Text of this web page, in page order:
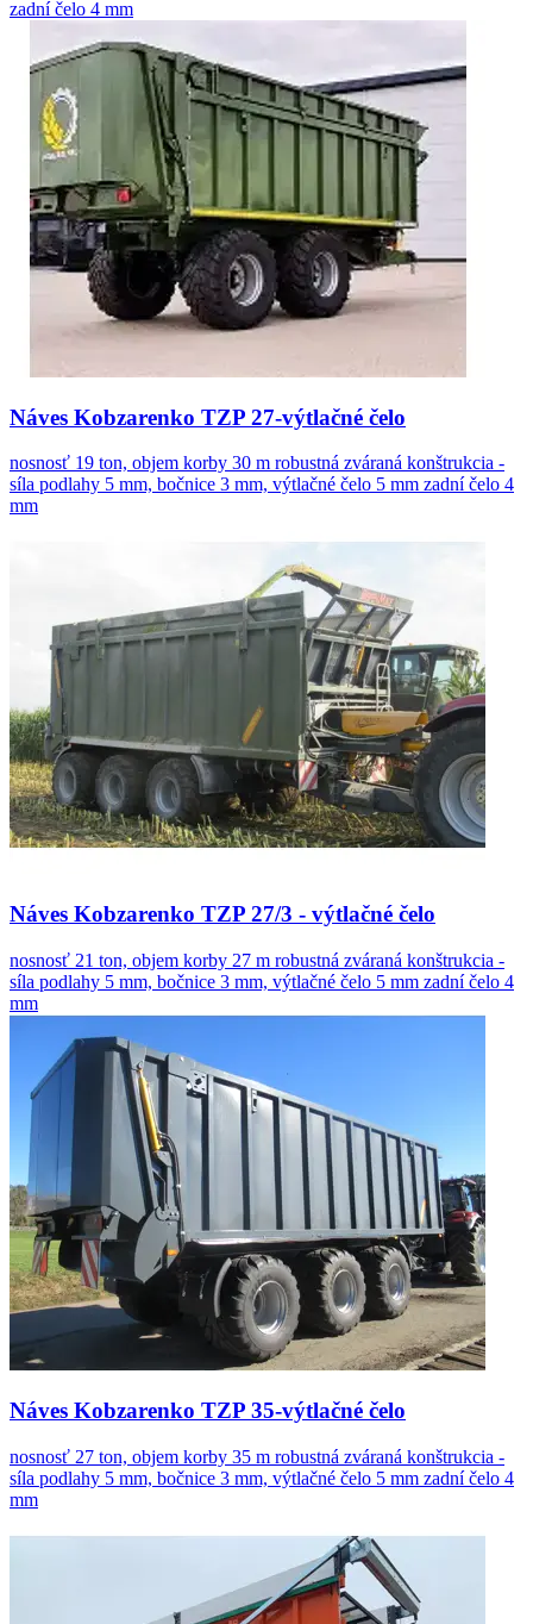
zadní čelo 4 mm
Náves Kobzarenko TZP 27-výtlačné čelo
nosnosť 19 ton, objem korby 30 m robustná zváraná konštrukcia -
síla podlahy 5 mm, bočnice 3 mm, výtlačné čelo 5 mm zadní čelo 4
mm
Náves Kobzarenko TZP 27/3 - výtlačné čelo
nosnosť 21 ton, objem korby 27 m robustná zváraná konštrukcia -
síla podlahy 5 mm, bočnice 3 mm, výtlačné čelo 5 mm zadní čelo 4
mm
Náves Kobzarenko TZP 35-výtlačné čelo
nosnosť 27 ton, objem korby 35 m robustná zváraná konštrukcia -
síla podlahy 5 mm, bočnice 3 mm, výtlačné čelo 5 mm zadní čelo 4
mm